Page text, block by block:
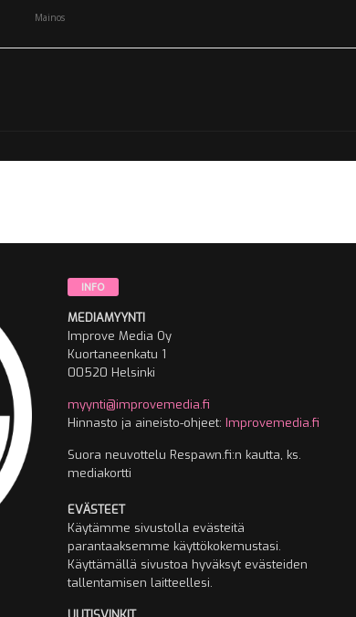
Mainos
INFO
MEDIAMYYNTI
Improve Media Oy
Kuortaneenkatu 1
00520 Helsinki
myynti@improvemedia.fi
Hinnasto ja aineisto-ohjeet: Improvemedia.fi
Suora neuvottelu Respawn.fi:n kautta, ks.
mediakortti
EVÄSTEET
Käytämme sivustolla evästeitä
parantaaksemme käyttökokemustasi.
Käyttämällä sivustoa hyväksyt evästeiden
tallentamisen laitteellesi.